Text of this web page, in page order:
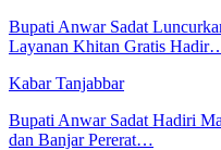
Bupati Anwar Sadat
Layanan Khitan Gratis
Kabar Tanjabbar
Bupati Anwar Sadat Hadiri
dan Banjar Pererat…